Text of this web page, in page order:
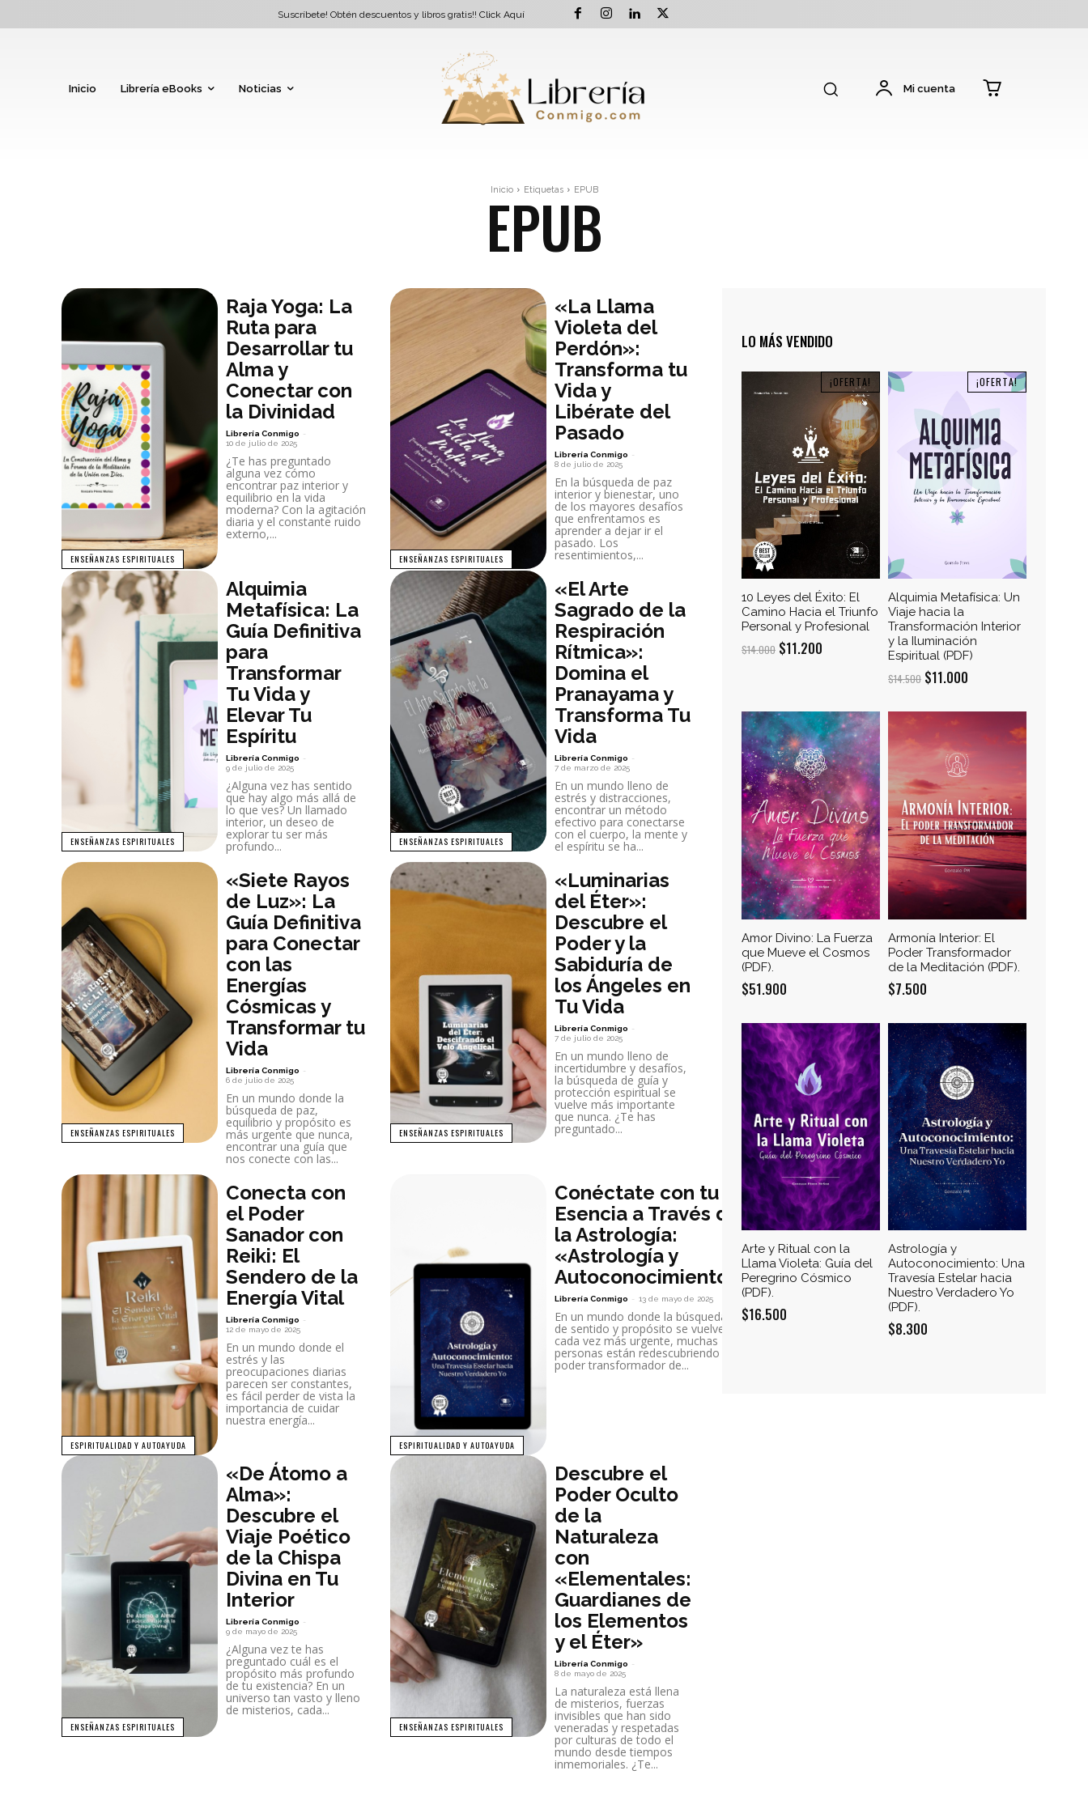
Suscríbete! Obtén descuentos y libros gratis!! Click Aquí
Inicio Librería eBooks Noticias Mi cuenta
Inicio Etiquetas EPUB
EPUB
ENSEÑANZAS ESPIRITUALES
Raja Yoga: La
Ruta para
Desarrollar tu
Alma y
Conectar con
la Divinidad
Librería Conmigo -
10 de julio de 2025
¿Te has preguntado
alguna vez cómo
encontrar paz interior y
equilibrio en la vida
moderna? Con la agitación
diaria y el constante ruido
externo,...
ENSEÑANZAS ESPIRITUALES
«La Llama
Violeta del
Perdón»:
Transforma tu
Vida y
Libérate del
Pasado
Librería Conmigo -
8 de julio de 2025
En la búsqueda de paz
interior y bienestar, uno
de los mayores desafíos
que enfrentamos es
aprender a dejar ir el
pasado. Los
resentimientos,...
ENSEÑANZAS ESPIRITUALES
Alquimia
Metafísica: La
Guía Definitiva
para
Transformar
Tu Vida y
Elevar Tu
Espíritu
Librería Conmigo -
9 de julio de 2025
¿Alguna vez has sentido
que hay algo más allá de
lo que ves? Un llamado
interior, un deseo de
explorar tu ser más
profundo... ENSEÑANZAS ESPIRITUALES
«El Arte
Sagrado de la
Respiración
Rítmica»:
Domina el
Pranayama y
Transforma Tu
Vida
Librería Conmigo -
7 de marzo de 2025
En un mundo lleno de
estrés y distracciones,
encontrar un método
efectivo para conectarse
con el cuerpo, la mente y
el espíritu se ha...
ENSEÑANZAS ESPIRITUALES
«Siete Rayos
de Luz»: La
Guía Definitiva
para Conectar
con las
Energías
Cósmicas y
Transformar tu
Vida
Librería Conmigo -
6 de julio de 2025
En un mundo donde la
búsqueda de paz,
equilibrio y propósito es
más urgente que nunca,
encontrar una guía que
nos conecte con las...
ENSEÑANZAS ESPIRITUALES
«Luminarias
del Éter»:
Descubre el
Poder y la
Sabiduría de
los Ángeles en
Tu Vida
Librería Conmigo -
7 de julio de 2025
En un mundo lleno de
incertidumbre y desafíos,
la búsqueda de guía y
protección espiritual se
vuelve más importante
que nunca. ¿Te has
preguntado...
ESPIRITUALIDAD Y AUTOAYUDA
Conecta con
el Poder
Sanador con
Reiki: El
Sendero de la
Energía Vital
Librería Conmigo -
12 de mayo de 2025
En un mundo donde el
estrés y las
preocupaciones diarias
parecen ser constantes,
es fácil perder de vista la
importancia de cuidar
nuestra energía...
ESPIRITUALIDAD Y AUTOAYUDA
Conéctate con tu
Esencia a Través de
la Astrología:
«Astrología y
Autoconocimiento»
Librería Conmigo - 13 de mayo de 2025
En un mundo donde la búsqueda
de sentido y propósito se vuelve
cada vez más urgente, muchas
personas están redescubriendo el
poder transformador de...
ENSEÑANZAS ESPIRITUALES
«De Átomo a
Alma»:
Descubre el
Viaje Poético
de la Chispa
Divina en Tu
Interior
Librería Conmigo -
9 de mayo de 2025
¿Alguna vez te has
preguntado cuál es el
propósito más profundo
de tu existencia? En un
universo tan vasto y lleno
de misterios, cada...
ENSEÑANZAS ESPIRITUALES
Descubre el
Poder Oculto
de la
Naturaleza
con
«Elementales:
Guardianes de
los Elementos
y el Éter»
Librería Conmigo -
8 de mayo de 2025
La naturaleza está llena
de misterios, fuerzas
invisibles que han sido
veneradas y respetadas
por culturas de todo el
mundo desde tiempos
inmemoriales. ¿Te...
LO MÁS VENDIDO
¡OFERTA!
10 Leyes del Éxito: El
Camino Hacia el Triunfo
Personal y Profesional
$14.000 El
era:
$14.000.
$11.200
es:
$11.200.
¡OFERTA!
Alquimia Metafísica: Un
Viaje hacia la
Transformación Interior
y la Iluminación
Espiritual (PDF)
$14.500 El
original
era:
$14.500.
$11.000
es:
$11.000.
Amor Divino: La Fuerza
que Mueve el Cosmos
(PDF).
$51.900
Armonía Interior: El
Poder Transformador
de la Meditación (PDF).
$7.500
Arte y Ritual con la
Llama Violeta: Guía del
Peregrino Cósmico
(PDF).
$16.500
Astrología y
Autoconocimiento: Una
Travesía Estelar hacia
Nuestro Verdadero Yo
(PDF).
$8.300